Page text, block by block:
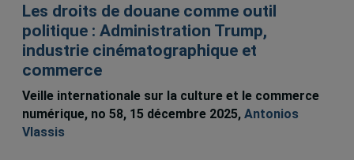
Les droits de douane comme outil
politique : Administration Trump,
industrie cinématographique et
commerce
Veille internationale sur la culture et le commerce
numérique, no 58, 15 décembre 2025, Antonios
Vlassis